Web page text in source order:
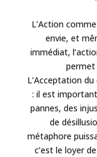
L’Action
envie, et
immédiat,
permet
L’Acceptation
: il est
pannes, des
de
métaphore
c’est le loyer